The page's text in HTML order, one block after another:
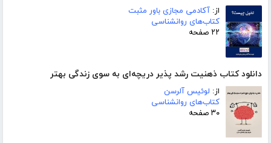
از: آکادمی مجازی باور مثبت
کتاب‌های روانشناسی
۲۲ صفحه
دانلود کتاب ذهنیت رشد پذیر دریچه‌ای به سوی زندگی بهتر
از: لوئیس آلرسن
کتاب‌های روانشناسی
۳۰ صفحه